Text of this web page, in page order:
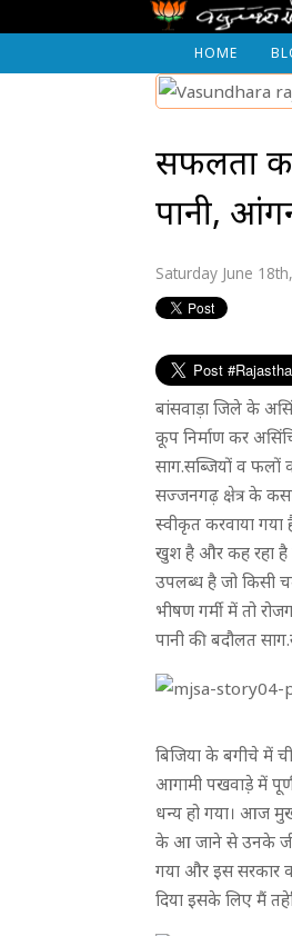
HOME
सफलता
पानी,
Saturday June
बांसवाड़ा जिले के
कूप निर्माण कर
साग.सब्जियाें व फलों
सज्जनगढ़ क्षेत्र के
स्वीकृत करवाया
खुश है और कह रहा है
उपलब्ध है जो किसी
भीषण गर्मी में तो
पानी की बदौलत
बिजिया के बगीचे में
आगामी पखवाडे़ में
धन्य हो गया। आज
के आ जाने से उनके
गया और इस सरकार
दिया इसके लिए मैं